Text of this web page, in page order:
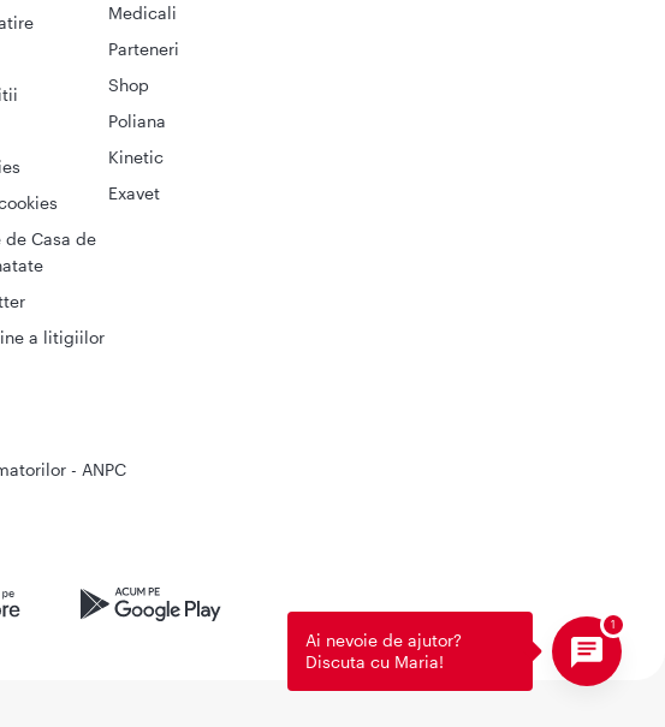
Casa de
a litigiilor
Medicali
Parteneri
Shop
Poliana
Kinetic
Exavet
- ANPC
Ai nevoie de ajutor?
Discuta cu Maria!